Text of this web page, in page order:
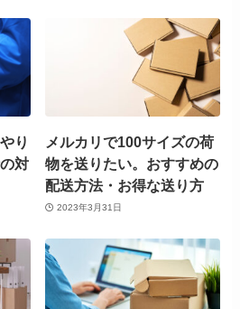
り
対
メルカリで100サイズの荷
物を送りたい。おすすめの
配送方法・お得な送り方
2023年3月31日